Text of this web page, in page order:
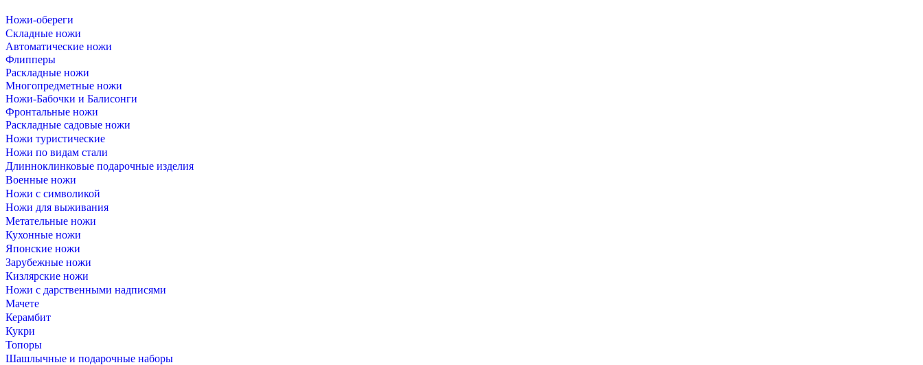
Ножи-обереги
Складные ножи
Автоматические ножи
Флипперы
Раскладные ножи
Многопредметные ножи
Ножи-Бабочки и Балисонги
Фронтальные ножи
Раскладные садовые ножи
Ножи туристические
Ножи по видам стали
Длинноклинковые подарочные изделия
Военные ножи
Ножи с символикой
Ножи для выживания
Метательные ножи
Кухонные ножи
Японские ножи
Зарубежные ножи
Кизлярские ножи
Ножи с дарственными надписями
Мачете
Керамбит
Кукри
Топоры
Шашлычные и подарочные наборы